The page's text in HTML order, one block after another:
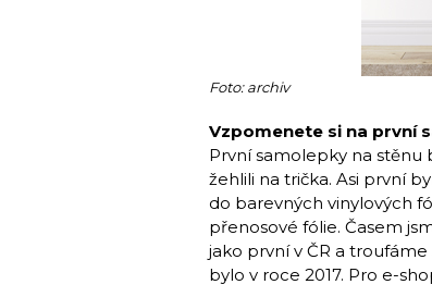
Foto: archiv
Vzpomenete si na první
První samolepky na stěnu
žehlili na trička. Asi první
do barevných vinylových
přenosové fólie. Časem
jako první v ČR a troufáme
bylo v roce 2017. Pro e-